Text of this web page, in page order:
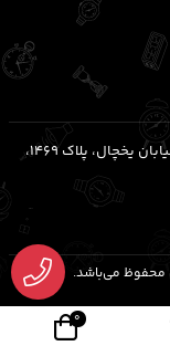
قلهک، خیابان شریعتی (رو به شمال)، نرسیده به خیابان یخچال، پلاک ۱۴۶۹،
محفوظ می‌باشد.
0